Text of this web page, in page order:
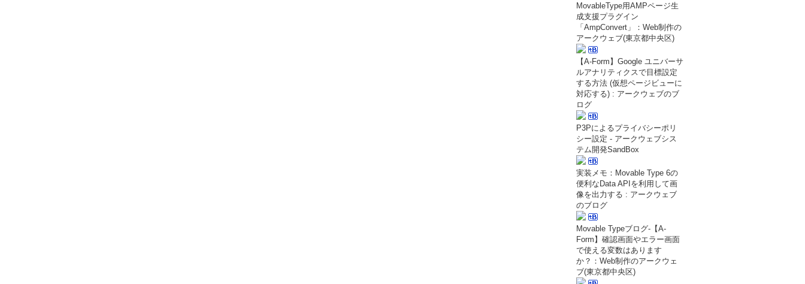
MovableType用AMPページ生
成支援プラグイン
「AmpConvert」：Web制作の
アークウェブ(東京都中央区)
【A-Form】Google ユニバーサ
ルアナリティクスで目標設定
する方法 (仮想ページビューに
対応する) : アークウェブのブ
ログ
P3Pによるプライバシーポリ
シー設定 - アークウェブシス
テム開発SandBox
実装メモ：Movable Type 6の
便利なData APIを利用して画
像を出力する : アークウェブ
のブログ
Movable Typeブログ-【A-
Form】確認画面やエラー画面
で使える変数はあります
か？：Web制作のアークウェ
ブ(東京都中央区)